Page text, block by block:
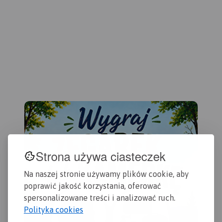
Strona używa ciasteczek
Na naszej stronie używamy plików cookie, aby
poprawić jakość korzystania, oferować
spersonalizowane treści i analizować ruch.
Polityka cookies
administracyjnym, kodami
pocztowymi, ochroną
przyrody i krainami